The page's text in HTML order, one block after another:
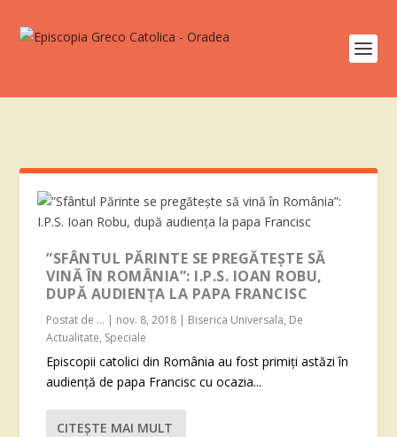
”SFÂNTUL PĂRINTE SE PREGĂTEȘTE SĂ
VINĂ ÎN ROMÂNIA”: I.P.S. IOAN ROBU,
DUPĂ AUDIENȚA LA PAPA FRANCISC
Postat de ... | nov. 8, 2018 | Biserica Universala, De
Actualitate, Speciale
Episcopii catolici din România au fost primiți astăzi în
audiență de papa Francisc cu ocazia...
CITEŞTE MAI MULT